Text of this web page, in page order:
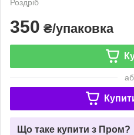
Роздріб
350 ₴/упаковка
Що таке купити з Пром?